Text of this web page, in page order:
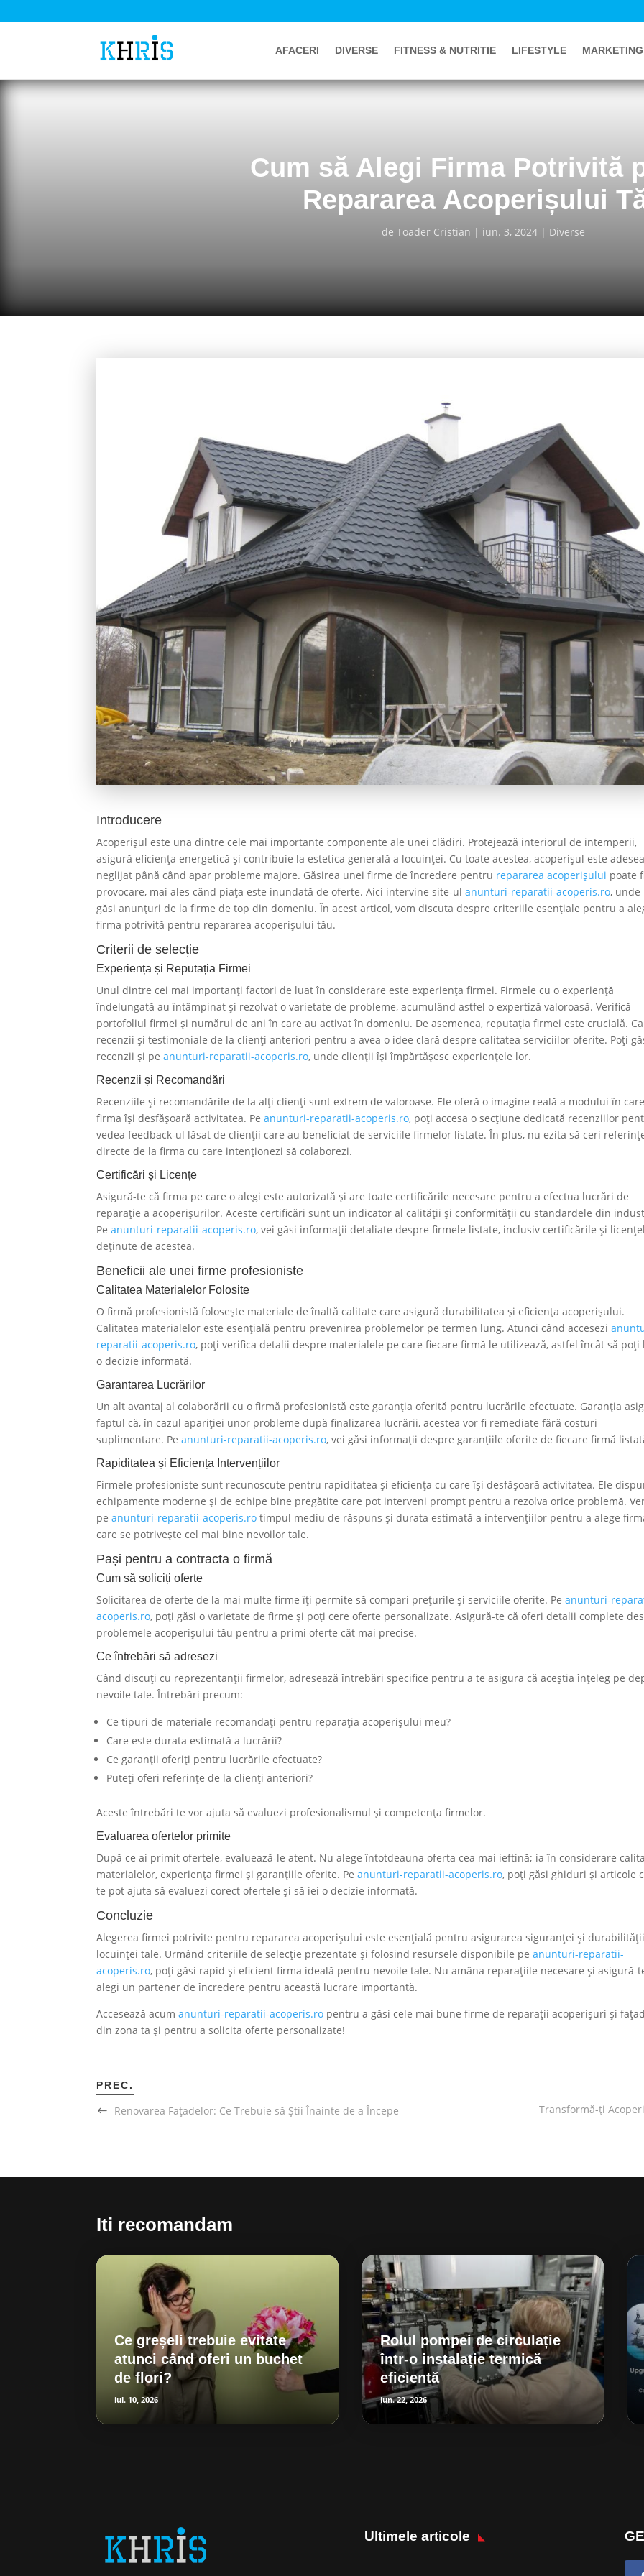
AFACERI DIVERSE FITNESS & NUTRITIE LIFESTYLE MARKETING
Cum să Alegi Firma Potrivită
Repararea Acoperișului
de Toader Cristian iun. 3, 2024 Diverse
Introducere
Acoperișul este una dintre cele mai importante componente ale unei clădiri. Protejează interiorul de intemperii,
asigură eficiența energetică și contribuie la estetica generală a locuinței. Cu toate acestea, acoperișul este adesea
neglijat până când apar probleme majore. Găsirea unei firme de încredere pentru repararea acoperișului poate
provocare, mai ales când piața este inundată de oferte. Aici intervine site-ulanunturi-reparatii-acoperis.ro, unde
găsi anunțuri de la firme de top din domeniu. În acest articol, vom discuta despre criteriile esențiale pentru a
firma potrivită pentru repararea acoperișului tău.
Criterii de selecție
Experiența și Reputația Firmei
Unul dintre cei mai importanți factori de luat în considerare este experiența firmei. Firmele cu o experiență
îndelungată au întâmpinat și rezolvat o varietate de probleme, acumulând astfel o expertiză valoroasă. Verifică
portofoliul firmei și numărul de ani în care au activat în domeniu. De asemenea, reputația firmei este crucială.
recenzii și testimoniale de la clienți anteriori pentru a avea o idee clară despre calitatea serviciilor oferite. Poți
recenzii și peanunturi-reparatii-acoperis.ro, unde clienții își împărtășesc experiențele lor.
Recenzii și Recomandări
Recenziile și recomandările de la alți clienți sunt extrem de valoroase. Ele oferă o imagine reală a modului în care
firma își desfășoară activitatea. Peanunturi-reparatii-acoperis.ro, poți accesa o secțiune dedicată recenziilor
vedea feedback-ul lăsat de clienții care au beneficiat de serviciile firmelor listate. În plus, nu ezita să ceri
directe de la firma cu care intenționezi să colaborezi.
Certificări și Licențe
Asigură-te că firma pe care o alegi este autorizată și are toate certificările necesare pentru a efectua lucrări de
reparație a acoperișurilor. Aceste certificări sunt un indicator al calității și conformității cu standardele din
Peanunturi-reparatii-acoperis.ro, vei găsi informații detaliate despre firmele listate, inclusiv certificările și
deținute de acestea.
Beneficii ale unei firme profesioniste
Calitatea Materialelor Folosite
O firmă profesionistă folosește materiale de înaltă calitate care asigură durabilitatea și eficiența acoperișului.
Calitatea materialelor este esențială pentru prevenirea problemelor pe termen lung. Atunci când accesezi
reparatii-acoperis.ro, poți verifica detalii despre materialele pe care fiecare firmă le utilizează, astfel încât să poți
o decizie informată.
Garantarea Lucrărilor
Un alt avantaj al colaborării cu o firmă profesionistă este garanția oferită pentru lucrările efectuate. Garanția
faptul că, în cazul apariției unor probleme după finalizarea lucrării, acestea vor fi remediate fără costuri
suplimentare. Peanunturi-reparatii-acoperis.ro, vei găsi informații despre garanțiile oferite de fiecare firmă
Rapiditatea și Eficiența Intervențiilor
Firmele profesioniste sunt recunoscute pentru rapiditatea și eficiența cu care își desfășoară activitatea. Ele
echipamente moderne și de echipe bine pregătite care pot interveni prompt pentru a rezolva orice problemă.
peanunturi-reparatii-acoperis.ro timpul mediu de răspuns și durata estimată a intervențiilor pentru a alege
care se potrivește cel mai bine nevoilor tale.
Pași pentru a contracta o firmă
Cum să soliciți oferte
Solicitarea de oferte de la mai multe firme îți permite să compari prețurile și serviciile oferite. Peanunturi-
acoperis.ro, poți găsi o varietate de firme și poți cere oferte personalizate. Asigură-te că oferi detalii complete
problemele acoperișului tău pentru a primi oferte cât mai precise.
Ce întrebări să adresezi
Când discuți cu reprezentanții firmelor, adresează întrebări specifice pentru a te asigura că aceștia înțeleg pe
nevoile tale. Întrebări precum:
Ce tipuri de materiale recomandați pentru reparația acoperișului meu?
Care este durata estimată a lucrării?
Ce garanții oferiți pentru lucrările efectuate?
Puteți oferi referințe de la clienți anteriori?
Aceste întrebări te vor ajuta să evaluezi profesionalismul și competența firmelor.
Evaluarea ofertelor primite
După ce ai primit ofertele, evaluează-le atent. Nu alege întotdeauna oferta cea mai ieftină; ia în considerare
materialelor, experiența firmei și garanțiile oferite. Peanunturi-reparatii-acoperis.ro, poți găsi ghiduri și articole
te pot ajuta să evaluezi corect ofertele și să iei o decizie informată.
Concluzie
Alegerea firmei potrivite pentru repararea acoperișului este esențială pentru asigurarea siguranței și durabilității
locuinței tale. Urmând criteriile de selecție prezentate și folosind resursele disponibile peanunturi-reparatii-
acoperis.ro, poți găsi rapid și eficient firma ideală pentru nevoile tale. Nu amâna reparațiile necesare și asigură-
alegi un partener de încredere pentru această lucrare importantă.
Accesează acumanunturi-reparatii-acoperis.ro pentru a găsi cele mai bune firme de reparații acoperișuri și
din zona ta și pentru a solicita oferte personalizate!
PREC.
Renovarea Fațadelor: Ce Trebuie să Știi Înainte de a Începe
Transformă-ți
Iti recomandam
Ce greșeli trebuie evitate
atunci când oferi un buchet
de flori?
iul. 10, 2026
Rolul pompei de circulație
într-o instalație termică
eficientă
iun. 22, 2026
Ultimele articole